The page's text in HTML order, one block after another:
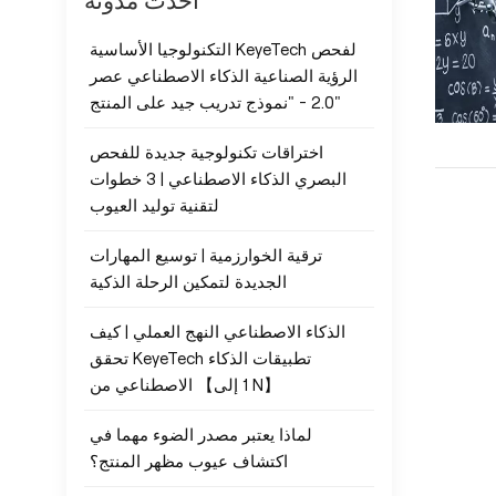
التكنولوجيا الأساسية KeyeTech لفحص
الرؤية الصناعية الذكاء الاصطناعي عصر
2.0 - "نموذج تدريب جيد على المنتج"
اختراقات تكنولوجية جديدة للفحص
البصري الذكاء الاصطناعي | 3 خطوات
لتقنية توليد العيوب
ترقية الخوارزمية | توسيع المهارات
الجديدة لتمكين الرحلة الذكية
الذكاء الاصطناعي النهج العملي | كيف
تحقق KeyeTech تطبيقات الذكاء
الاصطناعي من 【1 إلى N】
لماذا يعتبر مصدر الضوء مهما في
اكتشاف عيوب مظهر المنتج؟